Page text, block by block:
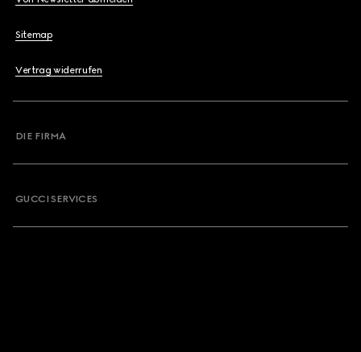
Sitemap
Vertrag widerrufen
DIE FIRMA
GUCCI SERVICES